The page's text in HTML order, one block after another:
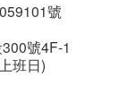
號
號4F-1
班日)